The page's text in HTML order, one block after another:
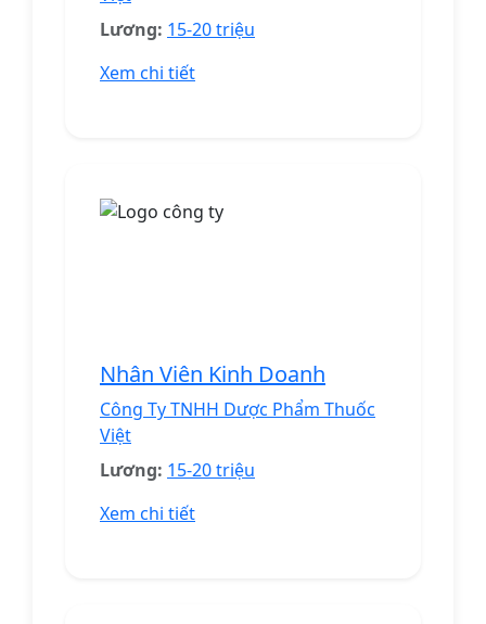
Lương: 15-20 triệu
Xem chi tiết
Nhân Viên Kinh Doanh
Công Ty TNHH Dược Phẩm Thuốc
Việt
Lương: 15-20 triệu
Xem chi tiết